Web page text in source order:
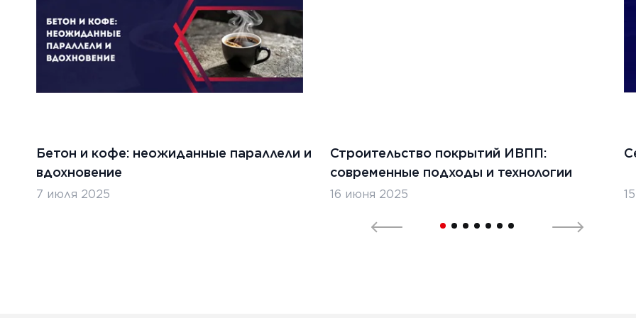
Бетон и кофе: неожиданные параллели и
вдохновение
7 июля 2025
Строительство покрытий ИВПП:
современные подходы и технологии
16 июня 2025